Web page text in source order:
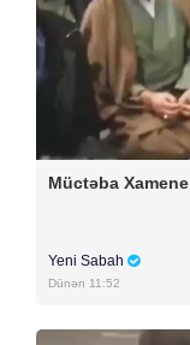
Müctəba
Yeni Sabah
Dünən 11:52